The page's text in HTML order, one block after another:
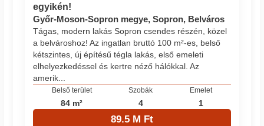
egyikén!
Győr-Moson-Sopron megye, Sopron, Belváros
Tágas, modern lakás Sopron csendes részén, közel
a belvároshoz! Az ingatlan bruttó 100 m²-es, belső
kétszintes, új építésű tégla lakás, első emeleti
elhelyezkedéssel és kertre néző hálókkal. Az
amerik...
Belső terület
84 m²
Szobák
4
Emelet
1
89.5 M Ft